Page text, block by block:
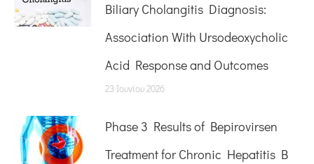
Biliary Cholangitis Diagnosis:
Association With Ursodeoxycholic
Acid Response and Outcomes
23 Ιουνίου 2026
Phase 3 Results of Bepirovirsen
Treatment for Chronic Hepatitis B